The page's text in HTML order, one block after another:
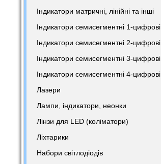
Індикатори матричні, лінійні та інші
Індикатори семисегментні 1-цифрові
Індикатори семисегментні 2-цифрові
Індикатори семисегментні 3-цифрові
Індикатори семисегментні 4-цифрові
Лазери
Лампи, індикатори, неонки
Лінзи для LED (коліматори)
Ліхтарики
Набори світлодіодів